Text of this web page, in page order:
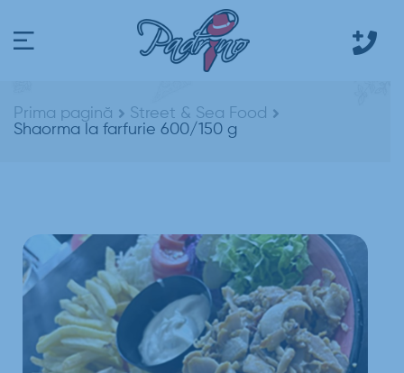
Prima pagină
Street & Sea Food
Shaorma la farfurie 600/150 g